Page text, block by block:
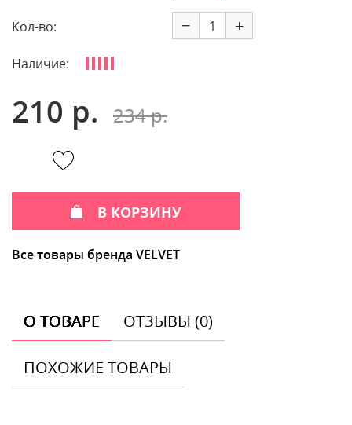
Кол-во: − +
Наличие:
210 р. 234 р.
В КОРЗИНУ
Все товары бренда VELVET
О ТОВАРЕ ОТЗЫВЫ (0)
ПОХОЖИЕ ТОВАРЫ